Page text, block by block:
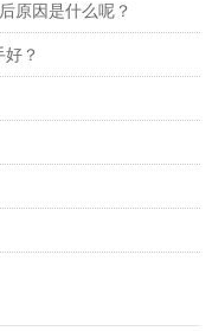
原因是什么呢？
？